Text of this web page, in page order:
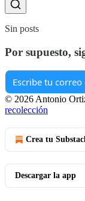
Sin posts
Por supuesto,
© 2026 Antonio
recolección
Crea tu
Descargar la app